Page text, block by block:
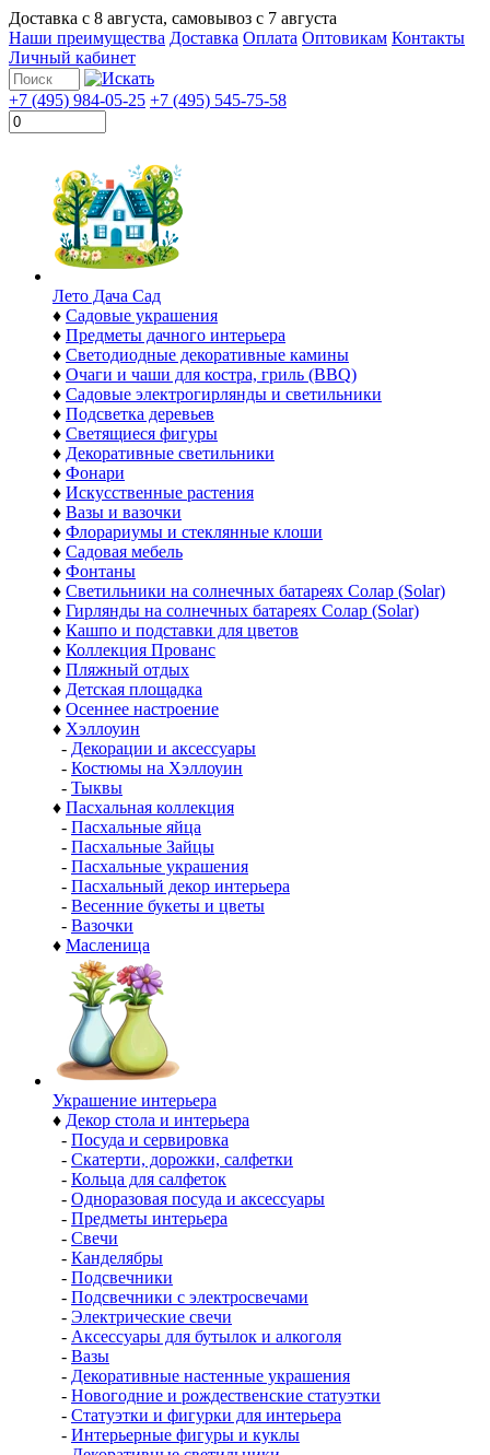
Доставка с 8 августа, самовывоз с 7 августа
Наши преимущества Доставка Оплата Оптовикам Контакты
Личный кабинет
+7 (495) 984-05-25 +7 (495) 545-75-58
Лето Дача Сад
♦ Садовые украшения
♦ Предметы дачного интерьера
♦ Светодиодные декоративные камины
♦ Очаги и чаши для костра, гриль (BBQ)
♦ Садовые электрогирлянды и светильники
♦ Подсветка деревьев
♦ Светящиеся фигуры
♦ Декоративные светильники
♦ Фонари
♦ Искусственные растения
♦ Вазы и вазочки
♦ Флорариумы и стеклянные клоши
♦ Садовая мебель
♦ Фонтаны
♦ Светильники на солнечных батареях Солар (Solar)
♦ Гирлянды на солнечных батареях Солар (Solar)
♦ Кашпо и подставки для цветов
♦ Коллекция Прованс
♦ Пляжный отдых
♦ Детская площадка
♦ Осеннее настроение
♦ Хэллоуин
- Декорации и аксессуары
- Костюмы на Хэллоуин
- Тыквы
♦ Пасхальная коллекция
- Пасхальные яйца
- Пасхальные Зайцы
- Пасхальные украшения
- Пасхальный декор интерьера
- Весенние букеты и цветы
- Вазочки
♦ Масленица
Украшение интерьера
♦ Декор стола и интерьера
- Посуда и сервировка
- Скатерти, дорожки, салфетки
- Кольца для салфеток
- Одноразовая посуда и аксессуары
- Предметы интерьера
- Свечи
- Канделябры
- Подсвечники
- Подсвечники с электросвечами
- Электрические свечи
- Аксессуары для бутылок и алкоголя
- Вазы
- Декоративные настенные украшения
- Новогодние и рождественские статуэтки
- Статуэтки и фигурки для интерьера
- Интерьерные фигуры и куклы